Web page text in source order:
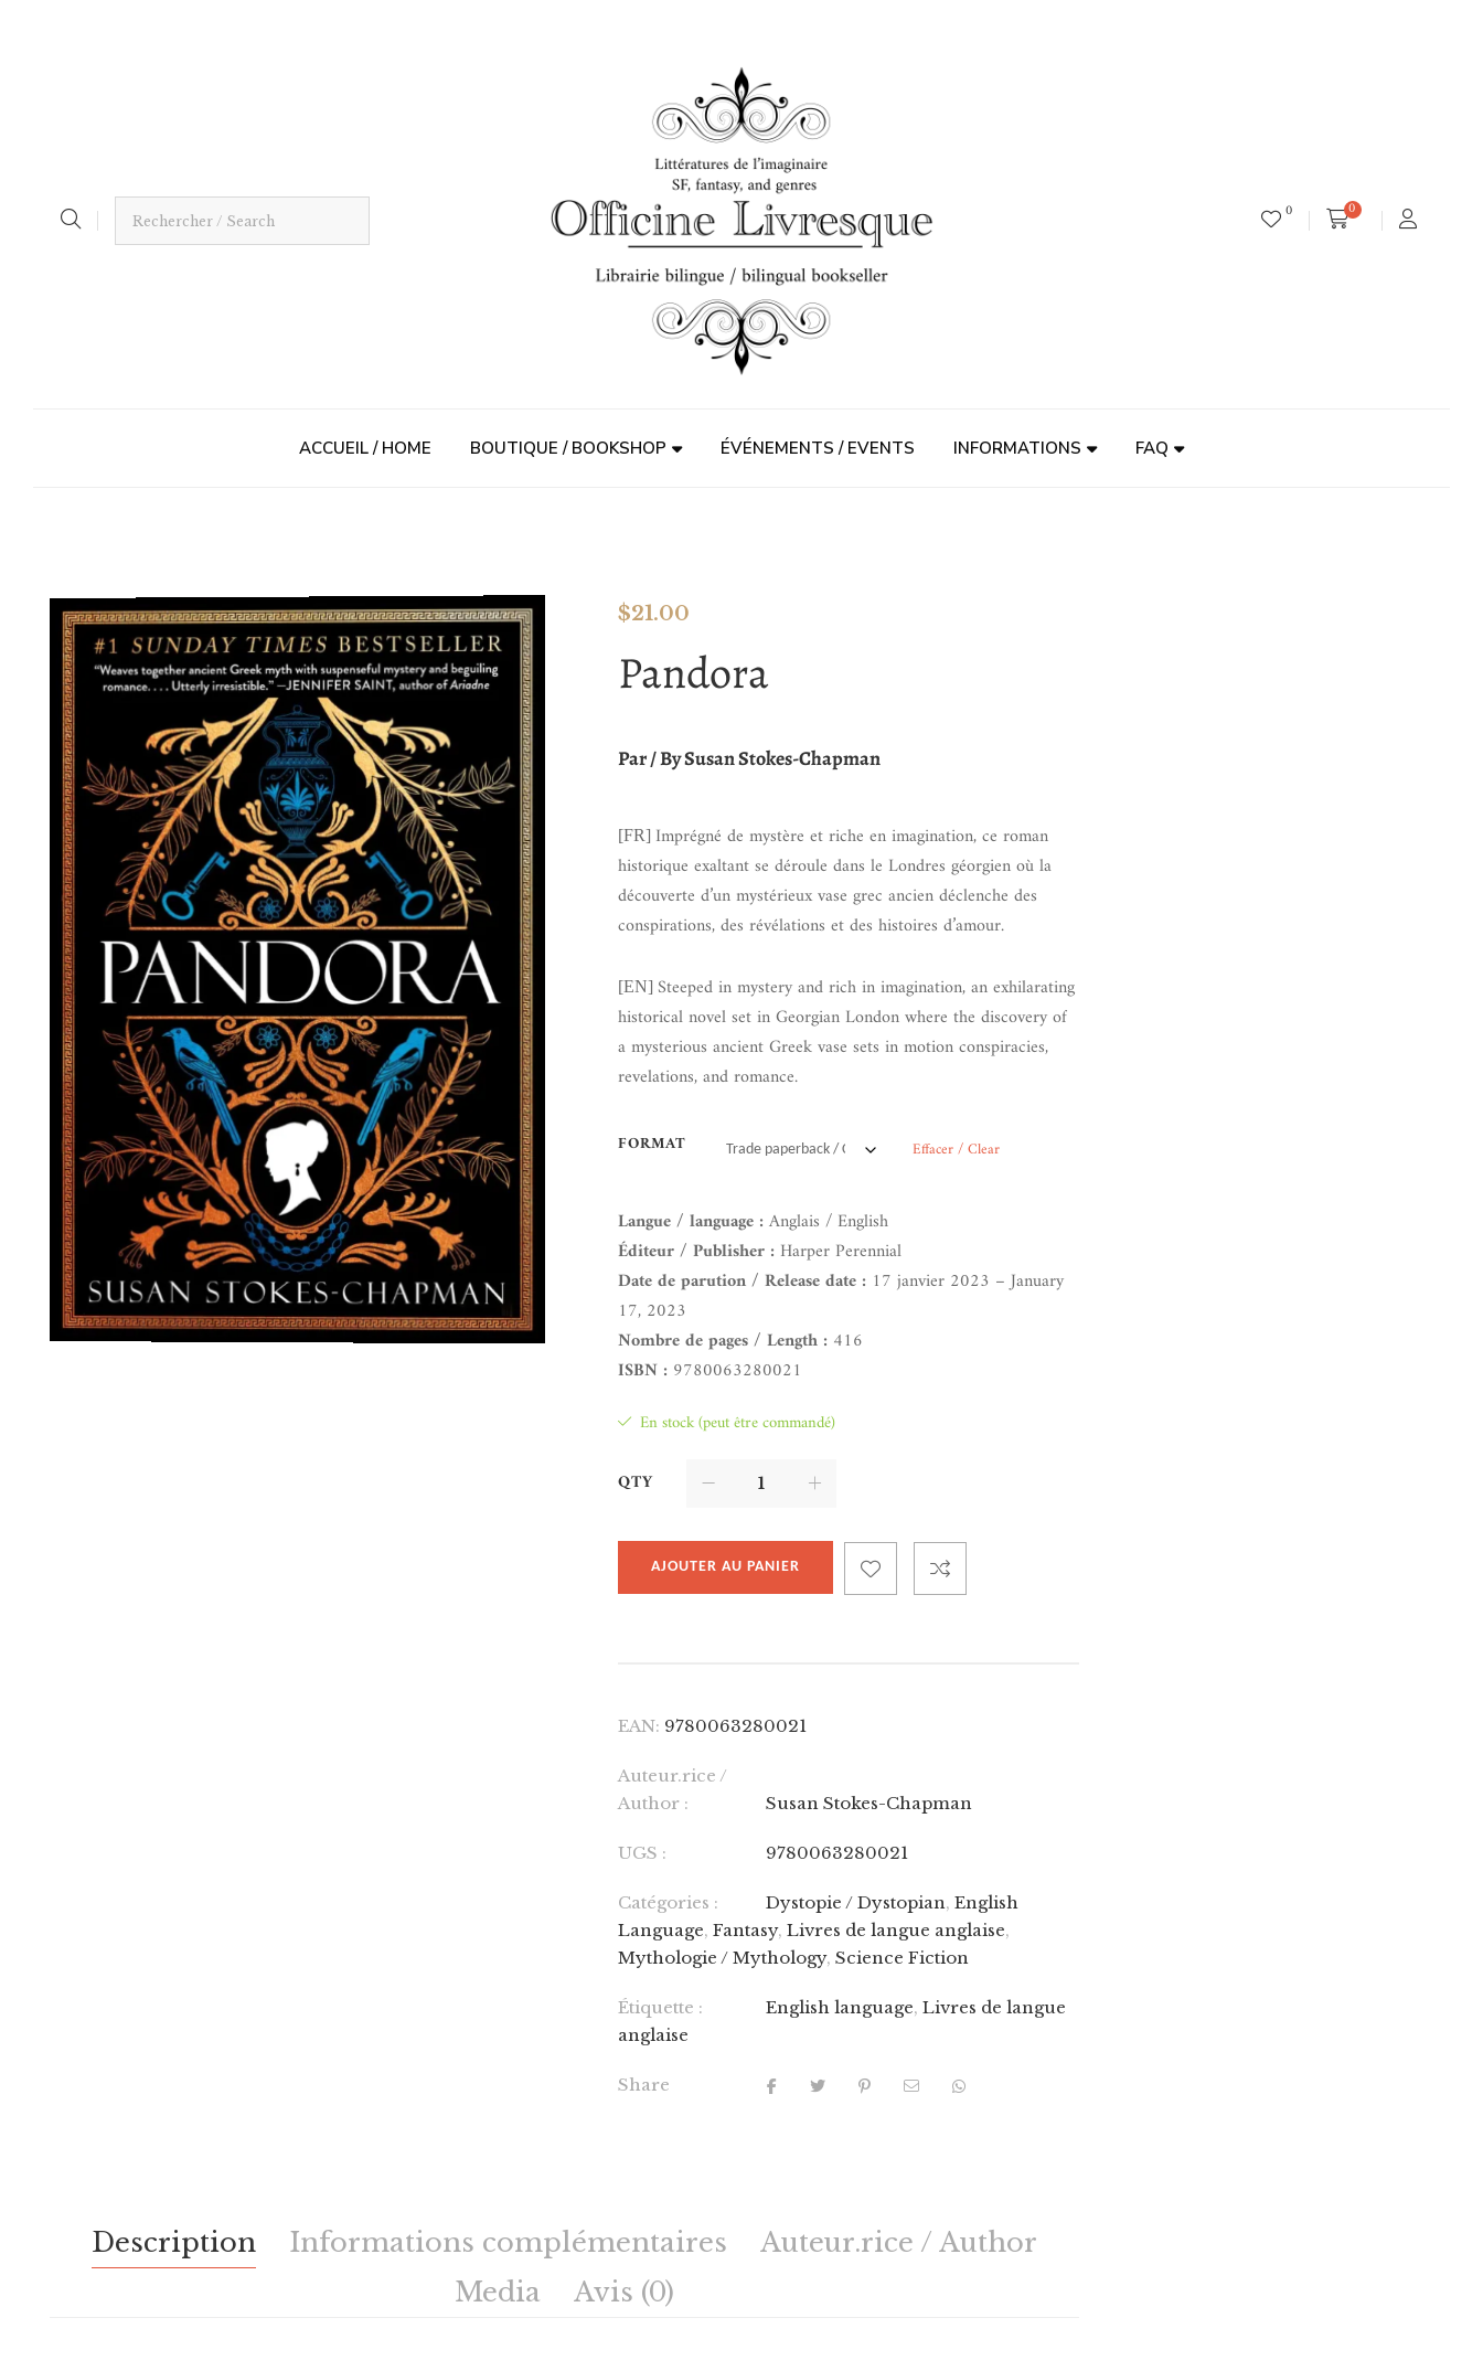
0 0
ACCUEIL / HOME BOUTIQUE / BOOKSHOP ÉVÉNEMENTS / EVENTS INFORMATIONS FAQ
$21.00
Pandora
Par / By Susan Stokes-Chapman
[FR] Imprégné de mystère et riche en imagination, ce roman
historique exaltant se déroule dans le Londres géorgien où la
découverte d’un mystérieux vase grec ancien déclenche des
conspirations, des révélations et des histoires d’amour.
[EN]Steeped in mystery and rich in imagination, an exhilarating
historical novel set in Georgian London where the discovery of
a mysterious ancient Greek vase sets in motion conspiracies,
revelations, and romance.
FORMAT Effacer / Clear
Langue / language :Anglais / English
Éditeur / Publisher : Harper Perennial
Date de parution / Release date : 17 janvier 2023 – January
17, 2023
Nombre de pages / Length : 416
ISBN : 9780063280021
En stock (peut être commandé)
QTY
AJOUTER AU PANIER
EAN: 9780063280021
Auteur.rice /
Author :
Susan Stokes-Chapman
UGS : 9780063280021
Catégories : Dystopie / Dystopian,English
Language,Fantasy,Livres de langue anglaise,
Mythologie / Mythology,Science Fiction
Étiquette : English language,Livres de langue
anglaise
Share
Description Informations complémentaires
Auteur.rice / Author
Media
Avis (0)